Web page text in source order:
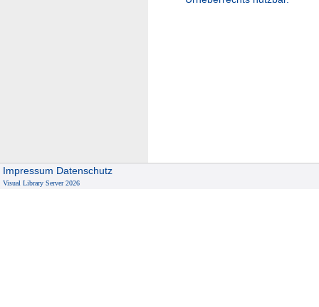
Impressum Datenschutz
Visual Library Server 2026